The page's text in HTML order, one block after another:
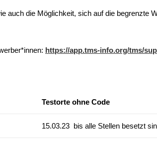
die Möglichkeit, sich auf die begrenzte
https://app.tms-info.org/tms/
Testorte ohne Code
15.03.23 bis alle Stellen besetzt